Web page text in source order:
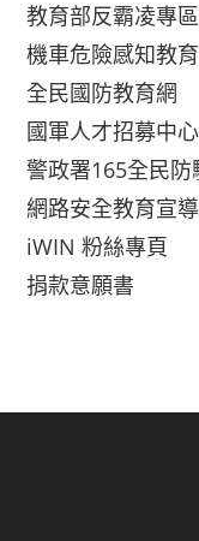
教育部反霸凌專區
機車危險感知教育
全民國防教育網
國軍人才招募中心
警政署165全民防
網路安全教育宣導
iWIN 粉絲專頁
捐款意願書